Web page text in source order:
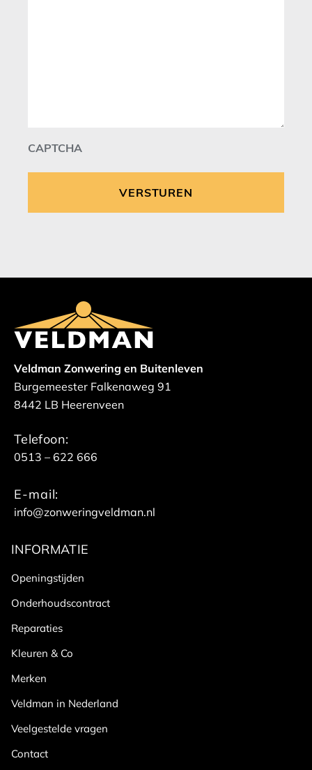
CAPTCHA
Veldman Zonwering en Buitenleven
Burgemeester Falkenaweg 91
8442 LB Heerenveen
Telefoon:
0513 – 622 666
E-mail:
info@zonweringveldman.nl
INFORMATIE
Openingstijden
Onderhoudscontract
Reparaties
Kleuren & Co
Merken
Veldman in Nederland
Veelgestelde vragen
Contact